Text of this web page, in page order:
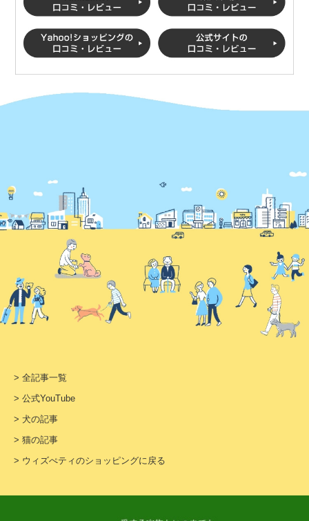
> 全記事一覧
> 公式YouTube
> 犬の記事
> 猫の記事
> ウィズぺティのショッピングに戻る